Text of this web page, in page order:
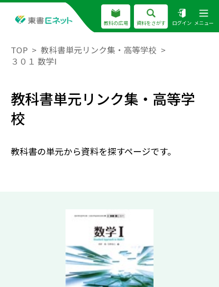
教科の広場 資料をさがす ログイン メニュー
TOP
教科書単元リンク集・高等学校
３０１ 数学Ⅰ
教科書単元リンク集・高等学
校
教科書の単元から資料を探すページです。